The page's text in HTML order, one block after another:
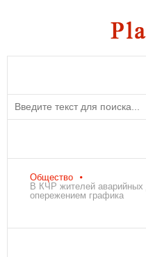
Общество
В КЧР жителей
опережением графика